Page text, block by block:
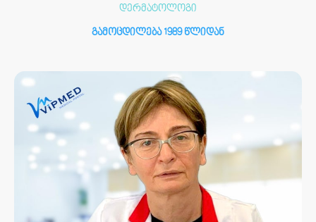
დერმატოლოგი
გამოცდილება 1989 წლიდან